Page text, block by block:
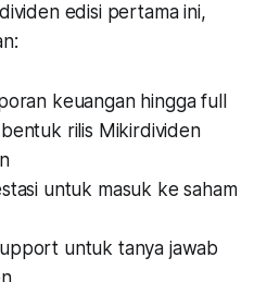
edisi pertama ini,
keuangan hingga full
rilis Mikirdividen
untuk masuk ke saham
untuk tanya jawab